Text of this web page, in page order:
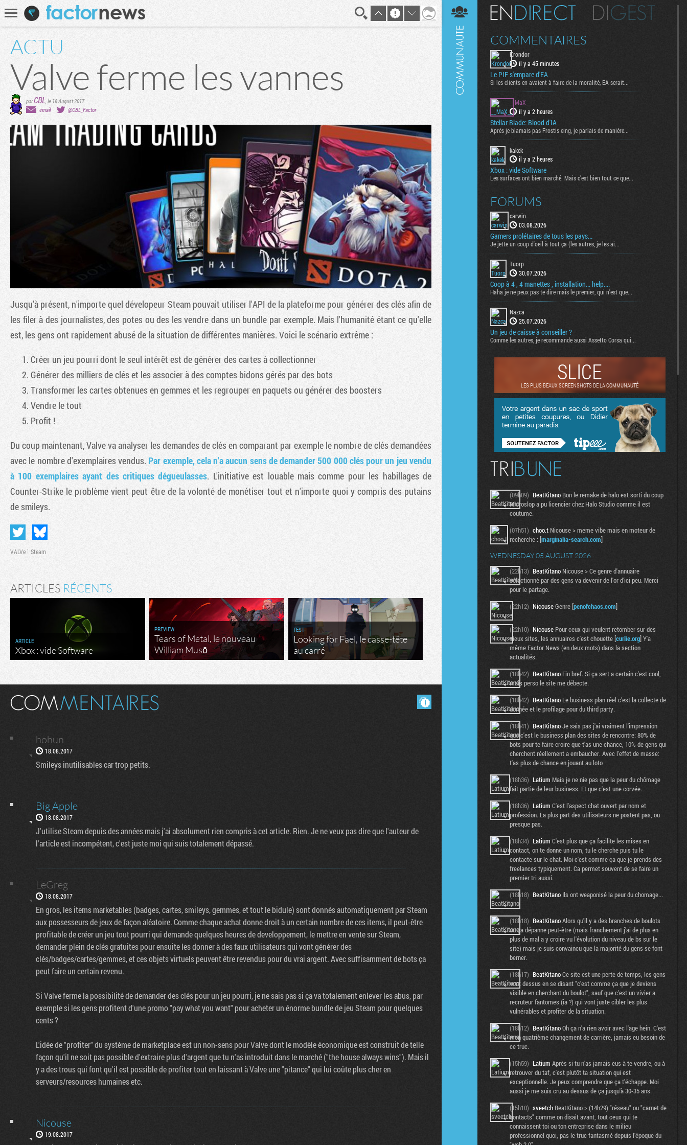
Recherche
ACTU
Valve ferme les vannes
parCBL le 18 August 2017
email
@CBL_Factor
Jusqu'à présent, n'importe quel dévelopeur Steam pouvait utiliser l'API de la plateforme pour générer des clés afin de
les filer à des journalistes, des potes ou des les vendre dans un bundle par exemple. Mais l'humanité étant ce qu'elle
est, les gens ont rapidement abusé de la situation de différentes manières. Voici le scénario extrême :
Créer un jeu pourri dont le seul intérêt est de générer des cartes à collectionner
Générer des milliers de clés et les associer à des comptes bidons gérés par des bots
Transformer les cartes obtenues en gemmes et les regrouper en paquets ou générer des boosters
Vendre le tout
Profit !
Du coup maintenant, Valve va analyser les demandes de clés en comparant par exemple le nombre de clés demandées
avec le nombre d'exemplaires vendus. Par exemple, cela n'a aucun sens de demander 500 000 clés pour un jeu vendu
à 100 exemplaires ayant des critiques dégueulasses. L'initiative est louable mais comme pour les habillages de
Counter-Strike le problème vient peut être de la volonté de monétiser tout et n'importe quoi y compris des putains
de smileys.
VALVe Steam
ARTICLES RÉCENTS
ARTICLE
Xbox : vide Software
PREVIEW
Tears of Metal, le nouveau
William Musō
TEST
Looking for Fael, le casse-tête
au carré
hohun
18.08.2017
Smileys inutilisables car trop petits.
Big Apple
18.08.2017
J'utilise Steam depuis des années mais j'ai absolument rien compris à cet article. Rien. Je ne veux pas dire que l'auteur de
l'article est incompétent, c'est juste moi qui suis totalement dépassé.
LeGreg
18.08.2017
En gros, les items marketables (badges, cartes, smileys, gemmes, et tout le bidule) sont donnés automatiquement par Steam
aux possesseurs de jeux de façon aléatoire. Comme chaque achat donne droit à un certain nombre de ces items, il peut-être
profitable de créer un jeu tout pourri qui demande quelques heures de developpement, le mettre en vente sur Steam,
demander plein de clés gratuites pour ensuite les donner à des faux utilisateurs qui vont générer des
clés/badges/cartes/gemmes, et ces objets virtuels peuvent être revendus pour du vrai argent. Avec suffisamment de bots ça
peut faire un certain revenu.
Si Valve ferme la possibilité de demander des clés pour un jeu pourri, je ne sais pas si ça va totalement enlever les abus, par
exemple si les gens profitent d'une promo "pay what you want" pour acheter un énorme bundle de jeu Steam pour quelques
cents ?
L'idée de "profiter" du système de marketplace est un non-sens pour Valve dont le modèle économique est construit de telle
façon qu'il ne soit pas possible d'extraire plus d'argent que tu n'as introduit dans le marché ("the house always wins"). Mais il
y a des trous qui font qu'il est possible de profiter tout en laissant à Valve une "pitance" qui lui coûte plus cher en
serveurs/resources humaines etc.
Nicouse
19.08.2017
En direct Digest
COMMENTAIRES
Krondor
il y a 45 minutes
Le PIF s'empare d'EA
Si les clients en avaient à faire de la moralité, EA serait...
__MaX__
il y a 2 heures
Stellar Blade: Blood d'IA
Après je blamais pas Frostis eing, je parlais de manière...
kakek
il y a 2 heures
Xbox : vide Software
Les surfaces ont bien marché. Mais c'est bien tout ce que...
FORUMS
carwin
03.08.2026
Gamers prolétaires de tous les pays...
Je jette un coup d'oeil à tout ça (les autres, je les ai...
Tuorp
30.07.2026
Coop à 4 , 4 manettes , installation... help....
Haha je ne peux pas te dire mais le premier, qui n'est que...
Nazca
25.07.2026
Un jeu de caisse à conseiller ?
Comme les autres, je recommande aussi Assetto Corsa qui...
SLICE
LES PLUS BEAUX SCREENSHOTS DE LA COMMUNAUTÉ
Tribune
(09h09) BeatKitano Bon le remake de halo est sorti du coup
Microslop a pu licencier chez Halo Studio comme il est
coutume.
(07h51) choo.t Nicouse > meme vibe mais en moteur de
recherche : [marginalia-search.com]
WEDNESDAY 05 AUGUST 2026
(22h13) BeatKitano Nicouse > Ce genre d'annuaire
sélectionné par des gens va devenir de l'or d'ici peu. Merci
pour le partage.
(22h12) NicouseGenre [penofchaos.com]
(22h10) Nicouse Pour ceux qui veulent retomber sur des
vieux sites, les annuaires c'est chouette [curlie.org] Y'a
même Factor News (en deux mots) dans la section
actualités.
(18h42) BeatKitano Fin bref. Si ça sert a certain c'est cool,
mais perso le site me débecte.
(18h42) BeatKitano Le business plan réel c'est la collecte de
donnée et le profilage pour du third party.
(18h41) BeatKitanoJe sais pas j'ai vraiment l'impression
que c'est le business plan des sites de rencontre: 80% de
bots pour te faire croire que t'as une chance, 10% de gens qui
cherchent réellement a embaucher. Avec l'effet de masse:
t'as plus de chance en jouant au loto
(18h36) Latium Mais je ne nie pas que la peur du chômage
fait partie de leur business. Et que c'est une corvée.
(18h36) Latium C'est l'aspect chat ouvert par nom et
profession. La plus part des utilisateurs ne postent pas, ou
presque pas.
(18h34) Latium C'est plus que ça facilite les mises en
contact, on te donne un nom, tu le cherche puis tu le
contacte sur le chat. Moi c'est comme ça que je prends des
freelances typiquement. Ca permet souvent de se faire un
premier tri aussi.
(18h18) BeatKitano Ils ont weaponisé la peur du chomage...
:/
(18h18) BeatKitanoAlors qu'il y a des branches de boulots
ou ça dépanne peut-être (mais franchement j'ai de plus en
plus de mal a y croire vu l'évolution du niveau de bs sur le
site) mais je suis convaincu que la majorité du gens se font
berner.
(18h17) BeatKitanoCe site est une perte de temps, les gens
vont dessus en se disant "c'est comme ça que je deviens
visible en cherchant du boulot", sauf que c'est un vivier a
recruteur fantomes (ia ?) qui vont juste cibler les plus
vulnérables et profiter de la situation.
(18h12) BeatKitanoOh ça n'a rien avoir avec l'age hein. C'est
mon quatrième changement de carrière, jamais eu besoin de
ce truc.
(15h59) Latium Après si tu n'as jamais eus à te vendre, ou à
retrouver du taf, c'est plutôt ta situation qui est
exceptionnelle. Je peux comprendre que ça t'échappe. Moi
aussi je me suis cru au dessus de ça jusqu'à 30-35 ans.
(15h10) sveetch BeatKitano > (14h29) "réseau" ou "carnet de
contacts" comme on disait avant, tout ceux qui te
connaissent toi ou ton entreprise dans le milieu
professionnel quoi, pas le truc fantasmé depuis l'époque du